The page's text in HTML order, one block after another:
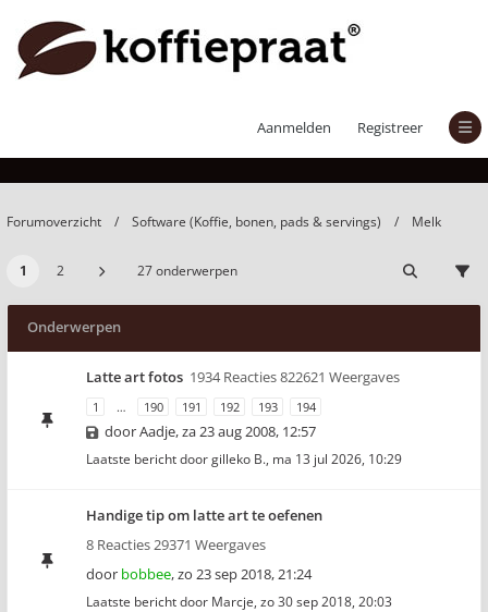
Aanmelden Registreer
Forumoverzicht Software (Koffie, bonen, pads & servings) Melk
1 2 27 onderwerpen
Onderwerpen
Latte art fotos 1934 Reacties 822621 Weergaves
1 … 190 191 192 193 194
doorAadje,za 23 aug 2008, 12:57
Laatste bericht doorgilleko B., ma 13 jul 2026, 10:29
Handige tip om latte art te oefenen
8 Reacties 29371 Weergaves
door bobbee,zo 23 sep 2018, 21:24
Laatste bericht door Marcje, zo 30 sep 2018, 20:03